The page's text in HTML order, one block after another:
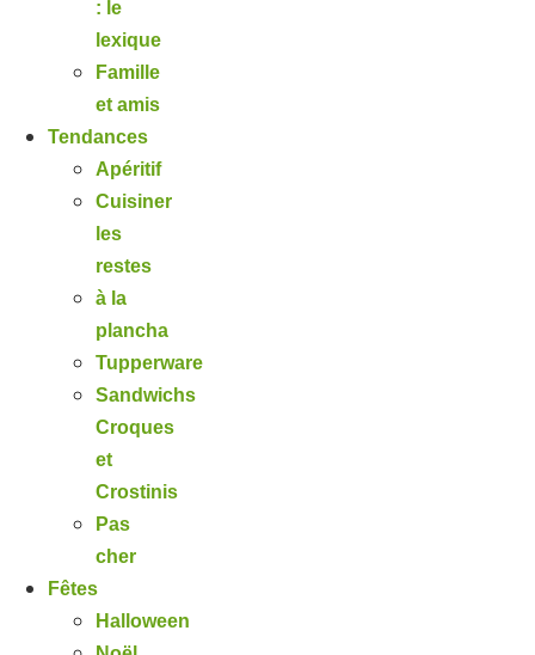
: le
lexique
Famille
et amis
Tendances
Apéritif
Cuisiner
les
restes
à la
plancha
Tupperware
Sandwichs
Croques
et
Crostinis
Pas
cher
Fêtes
Halloween